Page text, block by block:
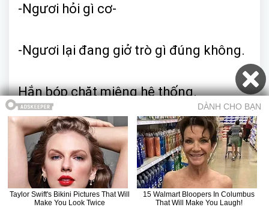
Trở về truyện Chương trước Mục lục Chương sau Truyện 18+
-Ngươi hỏi gì cơ-
-Ngươi lại đang giở trò gì đúng không.
Hắn bóp chặt miệng hệ thống.
-Không có,tuyệt đối không-
Hệ thống né tránh ánh mắt của Vô Sỉ.